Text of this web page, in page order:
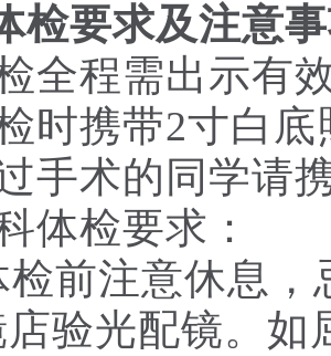
要求及注意
全程需出示有
时携带2寸白底
手术的同学请
体检要求：
检前注意休息
验光配镜。